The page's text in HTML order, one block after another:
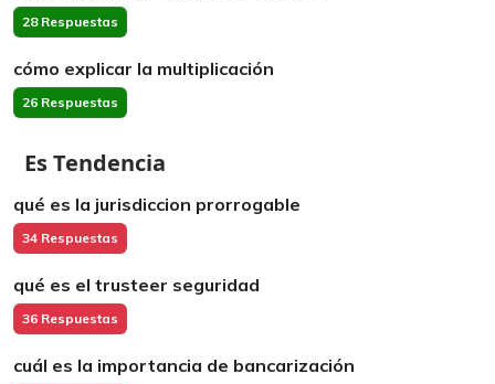
28 Respuestas
cómo explicar la multiplicación
26 Respuestas
Es Tendencia
qué es la jurisdiccion prorrogable
34 Respuestas
qué es el trusteer seguridad
36 Respuestas
cuál es la importancia de bancarización